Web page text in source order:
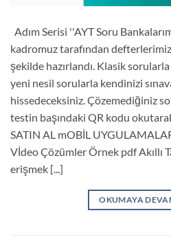
Adım Serisi ''AYT Soru
kadromuz tarafından
şekilde hazırlandı. Klasik
yeni nesil sorularla kendinizi
hissedeceksiniz. Çözemediğiniz
testin başındaki QR kodu
SATIN AL mOBİL
Vİdeo Çözümler Örnek pdf Akıllı
erişmek [...]
OKUMAYA